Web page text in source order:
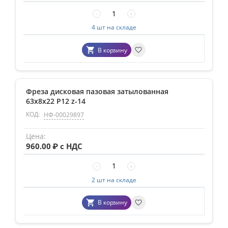
+
−
4 шт на складе
В корзину
Фреза дисковая пазовая затылованная
63х8х22 Р12 z-14
КОД: НФ-00029897
960.00 ₽ с НДС
+
−
2 шт на складе
В корзину